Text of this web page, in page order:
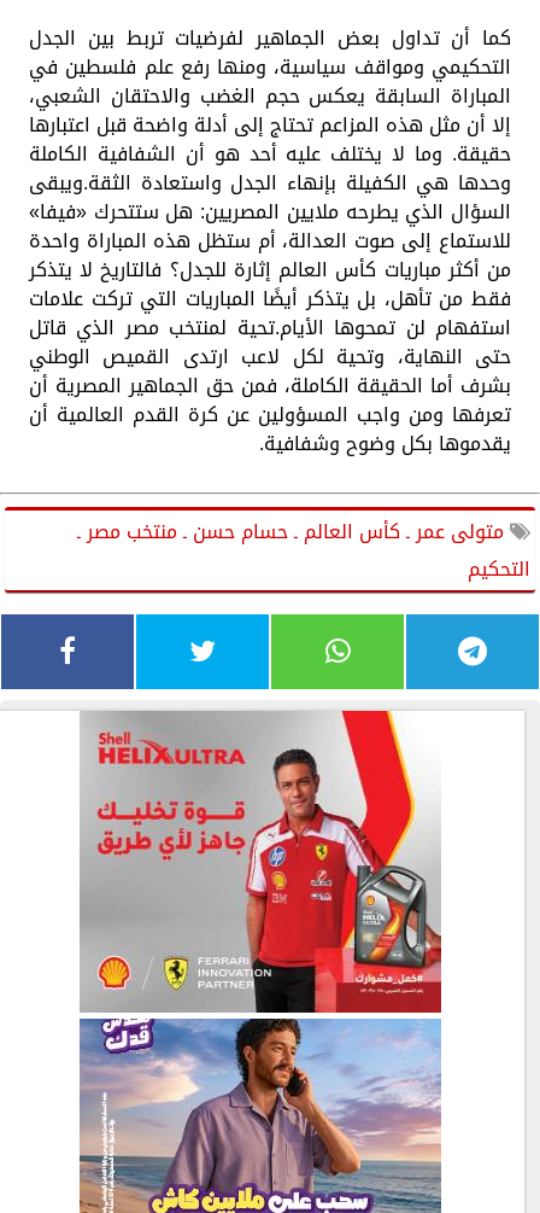
كما أن تداول بعض الجماهير لفرضيات تربط بين الجدل
التحكيمي ومواقف سياسية، ومنها رفع علم فلسطين في
المباراة السابقة يعكس حجم الغضب والاحتقان الشعبي،
إلا أن مثل هذه المزاعم تحتاج إلى أدلة واضحة قبل اعتبارها
حقيقة. وما لا يختلف عليه أحد هو أن الشفافية الكاملة
وحدها هي الكفيلة بإنهاء الجدل واستعادة الثقة.ويبقى
السؤال الذي يطرحه ملايين المصريين: هل ستتحرك «فيفا»
للاستماع إلى صوت العدالة، أم ستظل هذه المباراة واحدة
من أكثر مباريات كأس العالم إثارة للجدل؟ فالتاريخ لا يتذكر
فقط من تأهل، بل يتذكر أيضًا المباريات التي تركت علامات
استفهام لن تمحوها الأيام.تحية لمنتخب مصر الذي قاتل
حتى النهاية، وتحية لكل لاعب ارتدى القميص الوطني
بشرف أما الحقيقة الكاملة، فمن حق الجماهير المصرية أن
تعرفها ومن واجب المسؤولين عن كرة القدم العالمية أن
يقدموها بكل وضوح وشفافية.
متولى عمر ـ كأس العالم ـ حسام حسن ـ منتخب مصر ـ
التحكيم